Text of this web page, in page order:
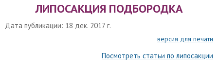
ЛИПОСАКЦИЯ ПОДБОРОДКА
Дата публикации: 18 дек. 2017 г.
версия для печати
Посмотреть статьи по липосакции